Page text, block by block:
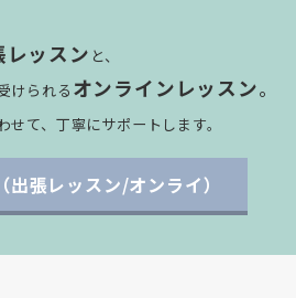
レッスン と、
けられる オンラインレッスン。
て、丁寧にサポートします。
出張レッスン/オンライ）